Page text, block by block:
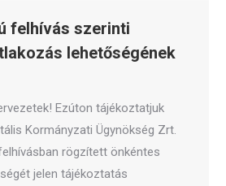
felhívás szerinti
lehetőségének
Ezúton tájékoztatjuk
Kormányzati Ügynökség Zrt.
rögzített önkéntes
jelen tájékoztatás